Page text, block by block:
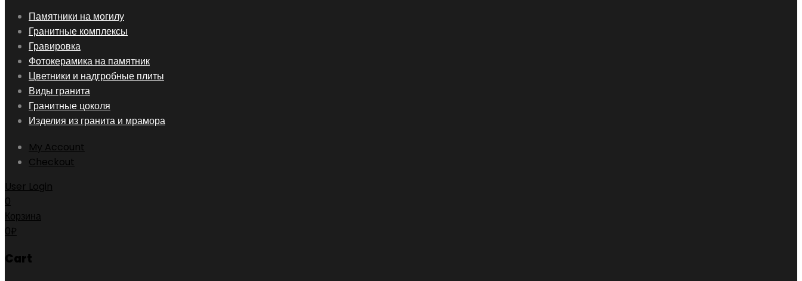
Skip
content
Памятники на могилу
Гранитные комплексы
Гравировка
Фотокерамика на памятник
Цветники и надгробные плиты
Виды гранита
Гранитные цоколя
Изделия из гранита и мрамора
My Account
Checkout
User Login
0
Корзина
0₽
Cart